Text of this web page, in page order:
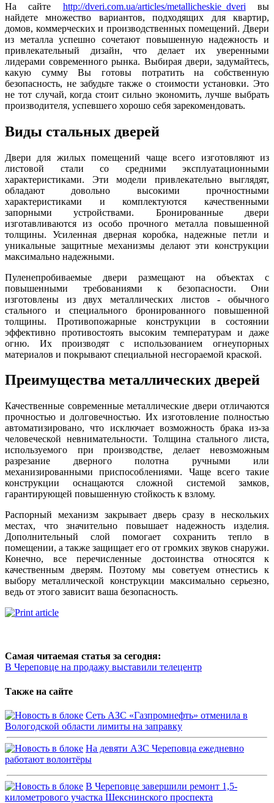
На сайте http://dveri.com.ua/articles/metallicheskie_dveri вы
найдете множество вариантов, подходящих для квартир,
домов, коммерческих и производственных помещений. Двери
из металла успешно сочетают повышенную надежность и
привлекательный дизайн, что делает их уверенными
лидерами современного рынка. Выбирая двери, задумайтесь,
какую сумму Вы готовы потратить на собственную
безопасность, не забудьте также о стоимости установки. Это
не тот случай, когда стоит сильно экономить, лучше выбрать
производителя, успевшего хорошо себя зарекомендовать.
Виды стальных дверей
Двери для жилых помещений чаще всего изготовляют из
листовой стали со средними эксплуатационными
характеристиками. Эти модели привлекательно выглядят,
обладают довольно высокими прочностными
характеристиками и комплектуются качественными
запорными устройствами. Бронированные двери
изготавливаются из особо прочного металла повышенной
толщины. Усиленная дверная коробка, надежные петли и
уникальные защитные механизмы делают эти конструкции
максимально надежными.
Пуленепробиваемые двери размещают на объектах с
повышенными требованиями к безопасности. Они
изготовлены из двух металлических листов - обычного
стального и специального бронированного повышенной
толщины. Противопожарные конструкции в состоянии
эффективно противостоять высоким температурам и даже
огню. Их производят с использованием огнеупорных
материалов и покрывают специальной несгораемой краской.
Преимущества металлических дверей
Качественные современные металлические двери отличаются
прочностью и долговечностью. Их изготовление полностью
автоматизировано, что исключает возможность брака из-за
человеческой невнимательности. Толщина стального листа,
используемого при производстве, делает невозможным
разрезание дверного полотна ручными или
механизированными приспособлениями. Чаще всего такие
конструкции оснащаются сложной системой замков,
гарантирующей повышенную стойкость к взлому.
Распорный механизм закрывает дверь сразу в нескольких
местах, что значительно повышает надежность изделия.
Дополнительный слой помогает сохранить тепло в
помещении, а также защищает его от громких звуков снаружи.
Конечно, все перечисленные достоинства относятся к
качественным дверям. Поэтому мы советуем отнестись к
выбору металлической конструкции максимально серьезно,
ведь от этого зависит ваша безопасность.
Самая читаемая статья за сегодня:
В Череповце на продажу выставили телецентр
Также на сайте
Сеть АЗС «Газпромнефть» отменила в
Вологодской области лимиты на заправку
На девяти АЗС Череповца ежедневно
работают волонтёры
В Череповце завершили ремонт 1,5-
километрового участка Шекснинского проспекта